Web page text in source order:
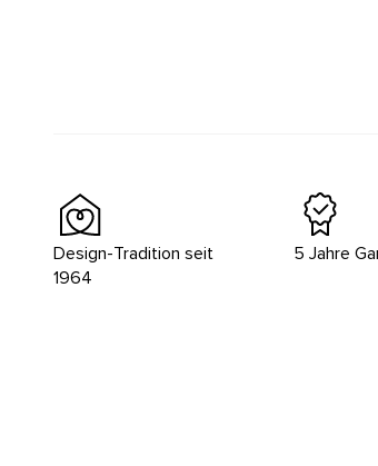
Design-Tradition seit
1964
5 Jahre